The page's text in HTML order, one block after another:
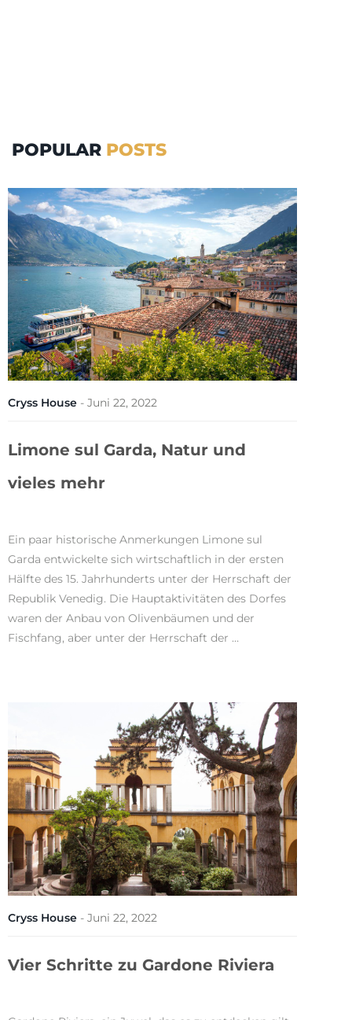
POPULAR POSTS
Cryss House - Juni 22, 2022
Limone sul Garda, Natur und
vieles mehr
Ein paar historische Anmerkungen Limone sul
Garda entwickelte sich wirtschaftlich in der ersten
Hälfte des 15. Jahrhunderts unter der Herrschaft der
Republik Venedig. Die Hauptaktivitäten des Dorfes
waren der Anbau von Olivenbäumen und der
Fischfang, aber unter der Herrschaft der …
Cryss House - Juni 22, 2022
Vier Schritte zu Gardone Riviera